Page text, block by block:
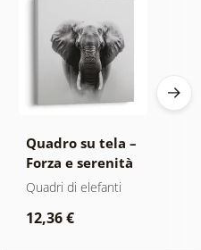
Quadro su tela –
Forza e serenità
dell'elefante
Quadri di elefanti
12,36 €